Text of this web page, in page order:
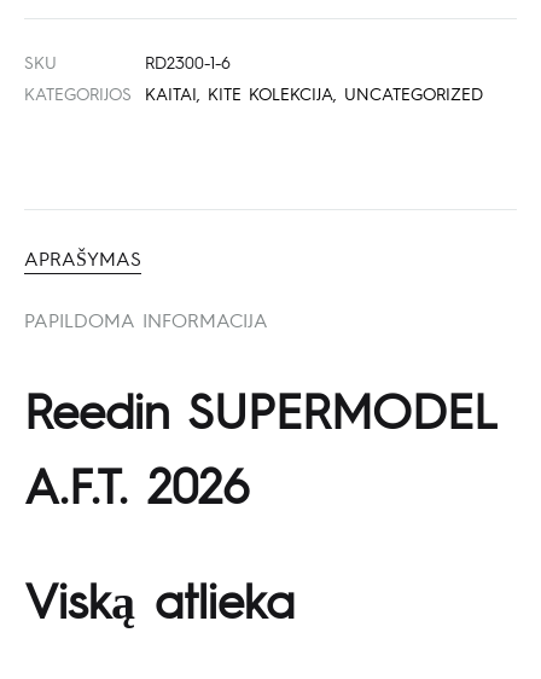
SKU
RD2300-1-6
KATEGORIJOS
KAITAI KITE KOLEKCIJA UNCATEGORIZED
APRAŠYMAS
PAPILDOMA INFORMACIJA
Reedin SUPERMODEL
A.F.T. 2026
Viską atlieka